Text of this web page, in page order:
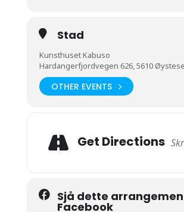
Stad
Kunsthuset Kabuso
Hardangerfjordvegen 626, 5610 Øystese
OTHER EVENTS
Get Directions
Sjå dette
Facebook